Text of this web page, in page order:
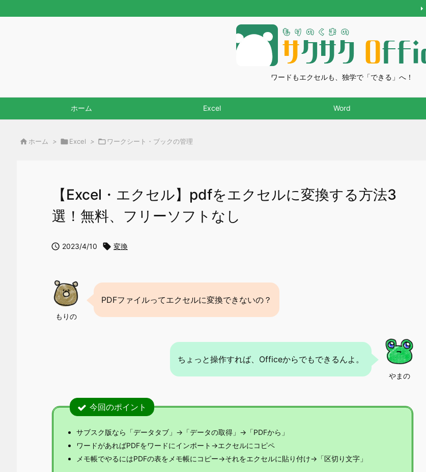
ワードもエクセルも、独学で「できる」へ！
ホーム Excel Word
 ホーム > Excel >  ワークシート・ブックの管理
【Excel・エクセル】pdfをエクセルに変換する方法3
選！無料、フリーソフトなし
 2023/4/10  変換
もりの
PDFファイルってエクセルに変換できないの？
やまの
ちょっと操作すれば、Officeからでもできるんよ。
今回のポイント
サブスク版なら「データタブ」→「データの取得」→「PDFから」
ワードがあればPDFをワードにインポート→エクセルにコピペ
メモ帳でやるにはPDFの表をメモ帳にコピー→それをエクセルに貼り付け→「区切り文字」